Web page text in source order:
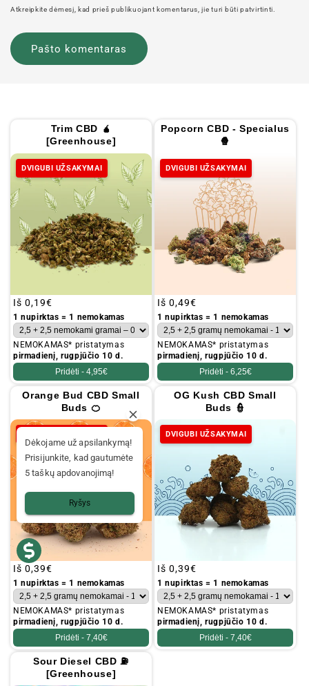
Atkreipkite dėmesį, kad prieš publikuojant komentarus, jie turi būti patvirtinti.
Trim CBD 🧉
[Greenhouse]
DVIGUBI UŽSAKYMAI
Įprastinė
kaina
Iš 0,19€
1 nupirktas = 1 nemokamas
NEMOKAMAS* pristatymas
pirmadienį, rugpjūčio 10 d.
Pridėti - 4,95€
Popcorn CBD - Specialus
🍿
DVIGUBI UŽSAKYMAI
Įprastinė
kaina
Iš 0,49€
1 nupirktas = 1 nemokamas
NEMOKAMAS* pristatymas
pirmadienį, rugpjūčio 10 d.
Pridėti - 6,25€
Orange Bud CBD Small
Buds 🍊
Įprastinė
kaina
Iš 0,39€
1 nupirktas = 1 nemokamas
NEMOKAMAS* pristatymas
pirmadienį, rugpjūčio 10 d.
Pridėti - 7,40€
OG Kush CBD Small
Buds 👮
DVIGUBI UŽSAKYMAI
Įprastinė
kaina
Iš 0,39€
1 nupirktas = 1 nemokamas
NEMOKAMAS* pristatymas
pirmadienį, rugpjūčio 10 d.
Pridėti - 7,40€
Sour Diesel CBD ⛽
[Greenhouse]
Dėkojame už apsilankymą!
Prisijunkite, kad gautumėte
5 taškų apdovanojimą!
Ryšys